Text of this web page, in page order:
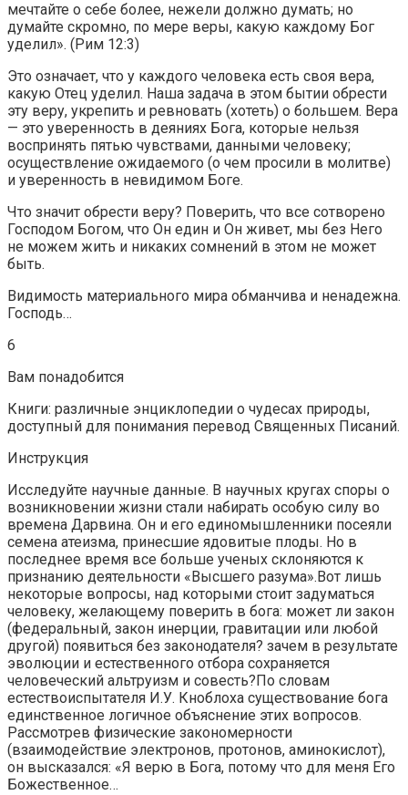
мечтайте о себе более, нежели должно думать; но
думайте скромно, по мере веры, какую каждому Бог
уделил». (Рим 12:3)
Это означает, что у каждого человека есть своя вера,
какую Отец уделил. Наша задача в этом бытии обрести
эту веру, укрепить и ревновать (хотеть) о большем. Вера
— это уверенность в деяниях Бога, которые нельзя
воспринять пятью чувствами, данными человеку;
осуществление ожидаемого (о чем просили в молитве)
и уверенность в невидимом Боге.
Что значит обрести веру? Поверить, что все сотворено
Господом Богом, что Он един и Он живет, мы без Него
не можем жить и никаких сомнений в этом не может
быть.
Видимость материального мира обманчива и ненадежна.
Господь…
6
Вам понадобится
Книги: различные энциклопедии о чудесах природы,
доступный для понимания перевод Священных Писаний.
Инструкция
Исследуйте научные данные. В научных кругах споры о
возникновении жизни стали набирать особую силу во
времена Дарвина. Он и его единомышленники посеяли
семена атеизма, принесшие ядовитые плоды. Но в
последнее время все больше ученых склоняются к
признанию деятельности «Высшего разума».Вот лишь
некоторые вопросы, над которыми стоит задуматься
человеку, желающему поверить в бога: может ли закон
(федеральный, закон инерции, гравитации или любой
другой) появиться без законодателя? зачем в результате
эволюции и естественного отбора сохраняется
человеческий альтруизм и совесть?По словам
естествоиспытателя И.У. Кноблоха существование бога
единственное логичное объяснение этих вопросов.
Рассмотрев физические закономерности
(взаимодействие электронов, протонов, аминокислот),
он высказался: «Я верю в Бога, потому что для меня Его
Божественное…